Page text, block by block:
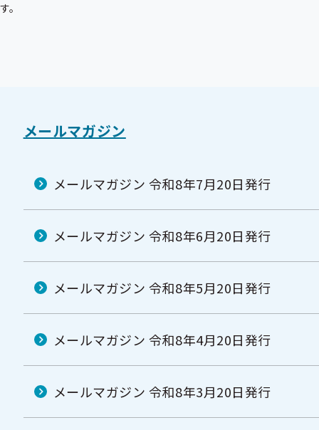
す。
メールマガジン
メールマガジン 令和8年7月20日発行
メールマガジン 令和8年6月20日発行
メールマガジン 令和8年5月20日発行
メールマガジン 令和8年4月20日発行
メールマガジン 令和8年3月20日発行